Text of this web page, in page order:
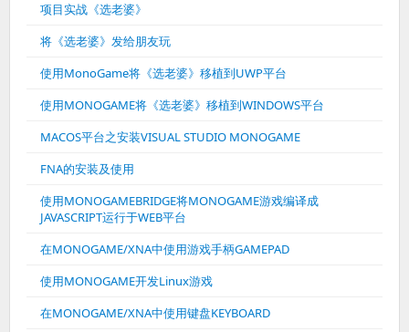
项目实战《选老婆》
将《选老婆》发给朋友玩
使用MonoGame将《选老婆》移植到UWP平台
使用MONOGAME将《选老婆》移植到WINDOWS平台
MACOS平台之安装VISUAL STUDIO MONOGAME
FNA的安装及使用
使用MONOGAMEBRIDGE将MONOGAME游戏编译成
JAVASCRIPT运行于WEB平台
在MONOGAME/XNA中使用游戏手柄GAMEPAD
使用MONOGAME开发Linux游戏
在MONOGAME/XNA中使用键盘KEYBOARD